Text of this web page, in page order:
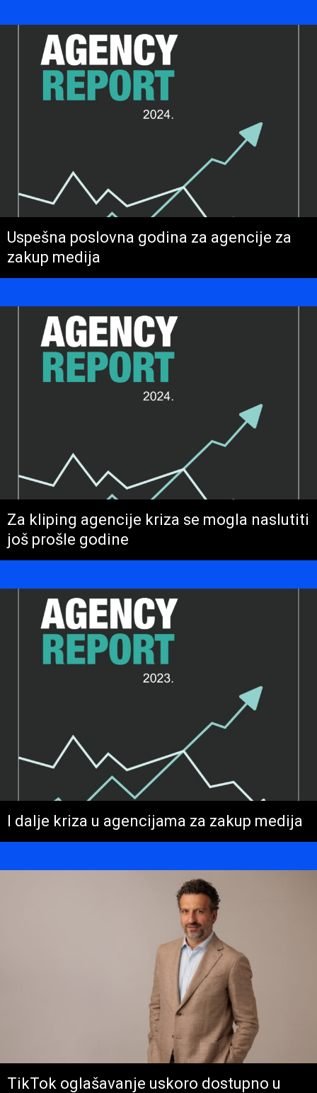
Uspešna poslovna godina za agencije za
zakup medija
Za kliping agencije kriza se mogla naslutiti
još prošle godine
I dalje kriza u agencijama za zakup medija
TikTok oglašavanje uskoro dostupno u